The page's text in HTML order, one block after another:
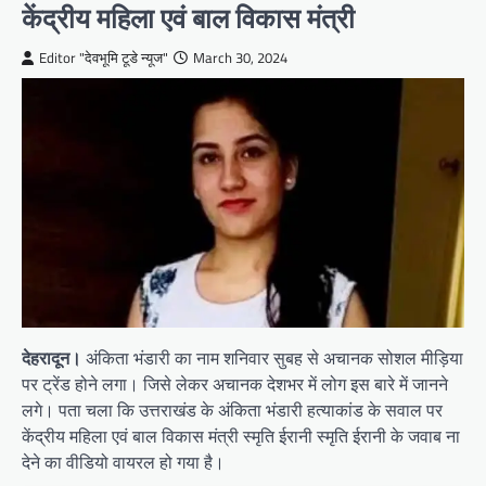
केंद्रीय महिला एवं बाल विकास मंत्री
Editor "देवभूमि टूडे न्यूज" March 30, 2024
देहरादून। अंकिता भंडारी का नाम शनिवार सुबह से अचानक सोशल मीड़िया
पर ट्रेंड होने लगा। जिसे लेकर अचानक देशभर में लोग इस बारे में जानने
लगे। पता चला कि उत्तराखंड के अंकिता भंडारी हत्याकांड के सवाल पर
केंद्रीय महिला एवं बाल विकास मंत्री स्मृति ईरानी स्मृति ईरानी के जवाब ना
देने का वीडियो वायरल हो गया है।